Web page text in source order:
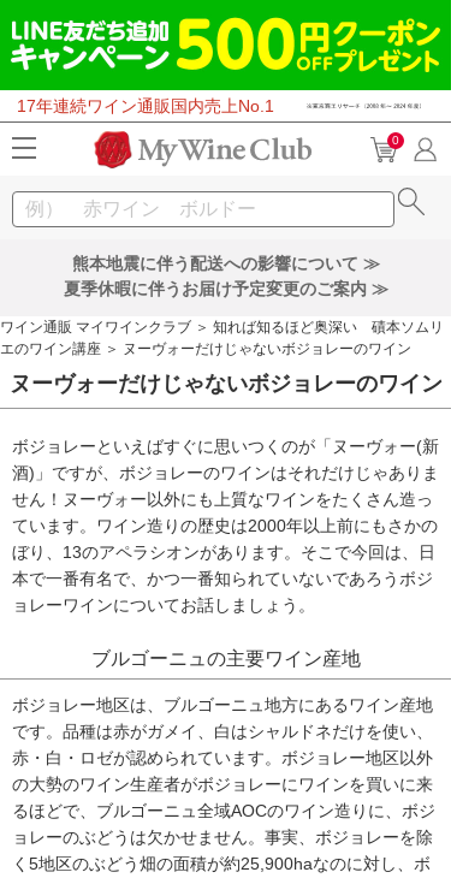
17年連続ワイン通販国内売上No.1
0
熊本地震に伴う配送への影響について ≫
夏季休暇に伴うお届け予定変更のご案内 ≫
ワイン通販 マイワインクラブ ＞ 知れば知るほど奥深い 磧本ソムリ
エのワイン講座 ＞ ヌーヴォーだけじゃないボジョレーのワイン
ヌーヴォーだけじゃないボジョレーのワイン
ボジョレーといえばすぐに思いつくのが「ヌーヴォー(新
酒)」ですが、ボジョレーのワインはそれだけじゃありま
せん！ヌーヴォー以外にも上質なワインをたくさん造っ
ています。ワイン造りの歴史は2000年以上前にもさかの
ぼり、13のアペラシオンがあります。そこで今回は、日
本で一番有名で、かつ一番知られていないであろうボジ
ョレーワインについてお話しましょう。
ブルゴーニュの主要ワイン産地
ボジョレー地区は、ブルゴーニュ地方にあるワイン産地
です。品種は赤がガメイ、白はシャルドネだけを使い、
赤・白・ロゼが認められています。ボジョレー地区以外
の大勢のワイン生産者がボジョレーにワインを買いに来
るほどで、ブルゴーニュ全域AOCのワイン造りに、ボジ
ョレーのぶどうは欠かせません。事実、ボジョレーを除
く5地区のぶどう畑の面積が約25,900haなのに対し、ボ